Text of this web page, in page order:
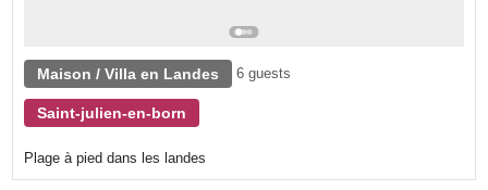
Maison / Villa en Landes 6 guests
Saint-julien-en-born
Plage à pied dans les landes